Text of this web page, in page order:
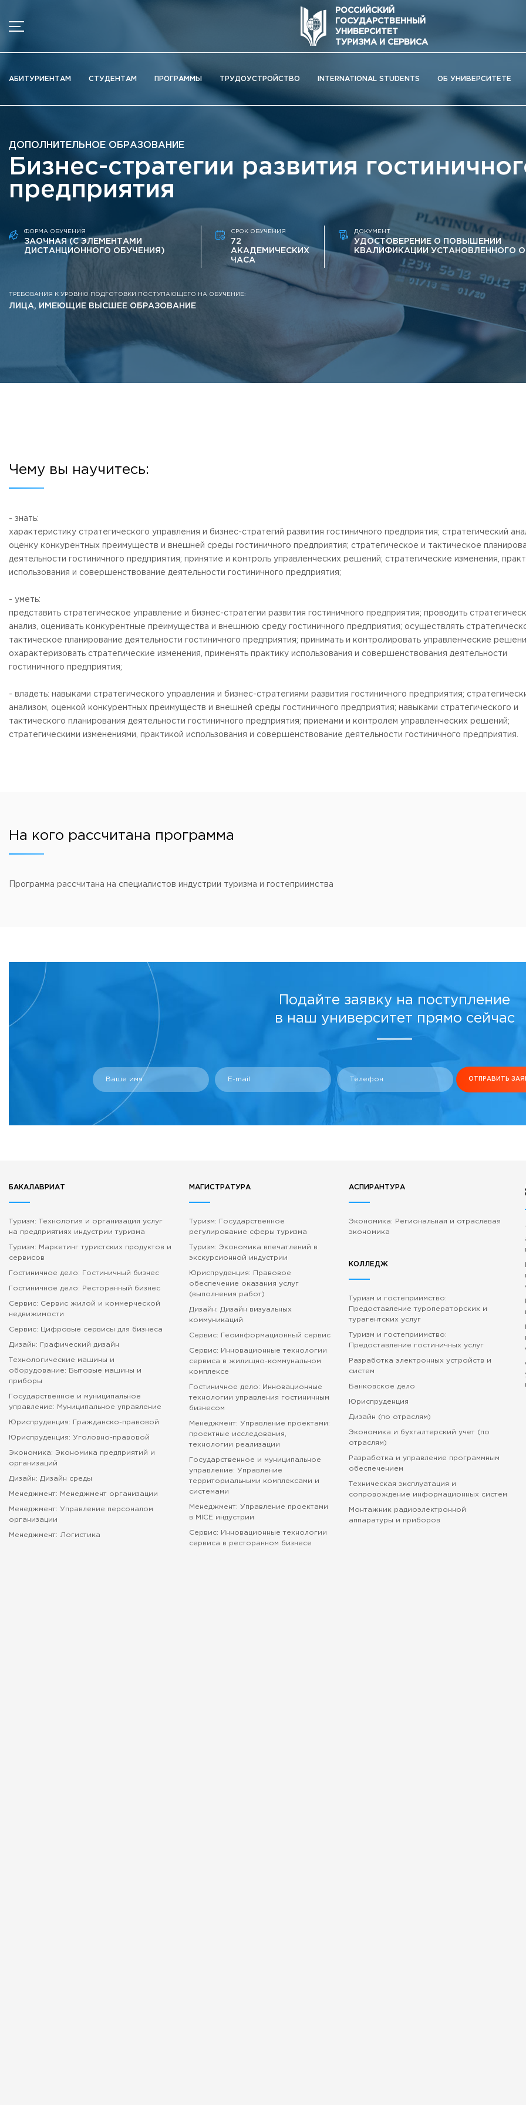
РОССИЙСКИЙ
ГОСУДАРСТВЕННЫЙ
УНИВЕРСИТЕТ
ТУРИЗМА И СЕРВИСА
АБИТУРИЕНТАМ СТУДЕНТАМ ПРОГРАММЫ ТРУДОУСТРОЙСТВО INTERNATIONAL STUDENTS ОБ УНИВЕРСИТЕТЕ
Объявления
Документы
Научная деятельность
Высшие школы / Институты / Департаменты
Дополнительное образование
Вакантные места для приема (перевода)
Электронная информационно-образовательная среда (ЭИОС) университета
Олимпиады
Политика доступа, авторских прав и лицензирования
Бесплатная юридическая помощь
Филиал ФГБОУ ВО «РГУТИС» в г. Подольске
АДРЕС
141221, Московская обл.,Городской округ Пушкинский, пгт. Черкизово, ул. Главная, 99
+7 (495) 940 83 00
+7 (495) 940 83 58 - Приемная комиссия
info@rguts.ru
priem@rguts.ru - Приемная комиссия
вс: выходной.
ДОПОЛНИТЕЛЬНОЕ ОБРАЗОВАНИЕ
Бизнес-стратегии развития
предприятия
ФОРМА ОБУЧЕНИЯ
ЗАОЧНАЯ (С ЭЛЕМЕНТАМИ
ДИСТАНЦИОННОГО ОБУЧЕНИЯ)
СРОК ОБУЧЕНИЯ
72
АКАДЕМИЧЕСКИХ
ЧАСА
ДОКУМЕНТ
УДОСТОВЕРЕНИЕ О ПОВЫШЕНИИ
КВАЛИФИКАЦИИ УСТАНОВЛЕННОГО
ТРЕБОВАНИЯ К УРОВНЮ ПОДГОТОВКИ ПОСТУПАЮЩЕГО НА ОБУЧЕНИЕ:
ЛИЦА, ИМЕЮЩИЕ ВЫСШЕЕ ОБРАЗОВАНИЕ
Чему вы научитесь:
- знать:
характеристику стратегического управления и бизнес-стратегий развития гостиничного предприятия; стратегический
оценку конкурентных преимуществ и внешней среды гостиничного предприятия; стратегическое и тактическое
деятельности гостиничного предприятия; принятие и контроль управленческих решений; стратегические изменения,
использования и совершенствование деятельности гостиничного предприятия;
- уметь:
представить стратегическое управление и бизнес-стратегии развития гостиничного предприятия; проводить
анализ, оценивать конкурентные преимущества и внешнюю среду гостиничного предприятия; осуществлять
тактическое планирование деятельности гостиничного предприятия; принимать и контролировать управленческие
охарактеризовать стратегические изменения, применять практику использования и совершенствования деятельности
гостиничного предприятия;
- владеть: навыками стратегического управления и бизнес-стратегиями развития гостиничного предприятия;
анализом, оценкой конкурентных преимуществ и внешней среды гостиничного предприятия; навыками стратегического и
тактического планирования деятельности гостиничного предприятия; приемами и контролем управленческих решений;
стратегическими изменениями, практикой использования и совершенствование деятельности гостиничного предприятия.
На кого рассчитана программа
Программа рассчитана на специалистов индустрии туризма и гостеприимства
Подайте заявку на поступление
в наш университет прямо сейчас
Ваше имя E-mail Телефон ОТПРАВИТЬ
БАКАЛАВРИАТ
Туризм: Технология и организация услуг
на предприятиях индустрии туризма
Туризм: Маркетинг туристских продуктов и
сервисов
Гостиничное дело: Гостиничный бизнес
Гостиничное дело: Ресторанный бизнес
Сервис: Сервис жилой и коммерческой
недвижимости
Сервис: Цифровые сервисы для бизнеса
Дизайн: Графический дизайн
Технологические машины и
оборудование: Бытовые машины и
приборы
Государственное и муниципальное
управление: Муниципальное управление
Юриспруденция: Гражданско-правовой
Юриспруденция: Уголовно-правовой
Экономика: Экономика предприятий и
организаций
Дизайн: Дизайн среды
Менеджмент: Менеджмент организации
Менеджмент: Управление персоналом
организации
Менеджмент: Логистика
МАГИСТРАТУРА
Туризм: Государственное
регулирование сферы туризма
Туризм: Экономика впечатлений в
экскурсионной индустрии
Юриспруденция: Правовое
обеспечение оказания услуг
(выполнения работ)
Дизайн: Дизайн визуальных
коммуникаций
Сервис: Геоинформационный сервис
Сервис: Инновационные технологии
сервиса в жилищно-коммунальном
комплексе
Гостиничное дело: Инновационные
технологии управления гостиничным
бизнесом
Менеджмент: Управление проектами:
проектные исследования,
технологии реализации
Государственное и муниципальное
управление: Управление
территориальными комплексами и
системами
Менеджмент: Управление проектами
в MICE индустрии
Сервис: Инновационные технологии
сервиса в ресторанном бизнесе
АСПИРАНТУРА
Экономика: Региональная и отраслевая
экономика
КОЛЛЕДЖ
Туризм и гостеприимство:
Предоставление туроператорских и
турагентских услуг
Туризм и гостеприимство:
Предоставление гостиничных услуг
Разработка электронных устройств и
систем
Банковское дело
Юриспруденция
Дизайн (по отраслям)
Экономика и бухгалтерский учет (по
отраслям)
Разработка и управление программным
обеспечением
Техническая эксплуатация и
сопровождение информационных систем
Монтажник радиоэлектронной
аппаратуры и приборов